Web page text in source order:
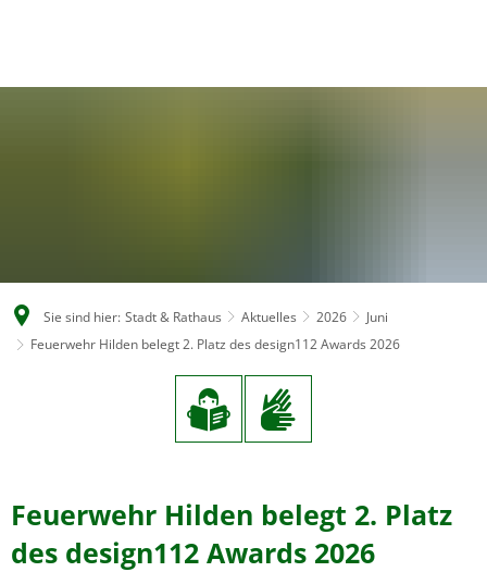
Sie sind hier: Stadt & Rathaus Aktuelles 2026
Juni
Feuerwehr Hilden belegt 2. Platz des design112 Awards 2026
Feuerwehr Hilden belegt 2. Platz
des design112 Awards 2026